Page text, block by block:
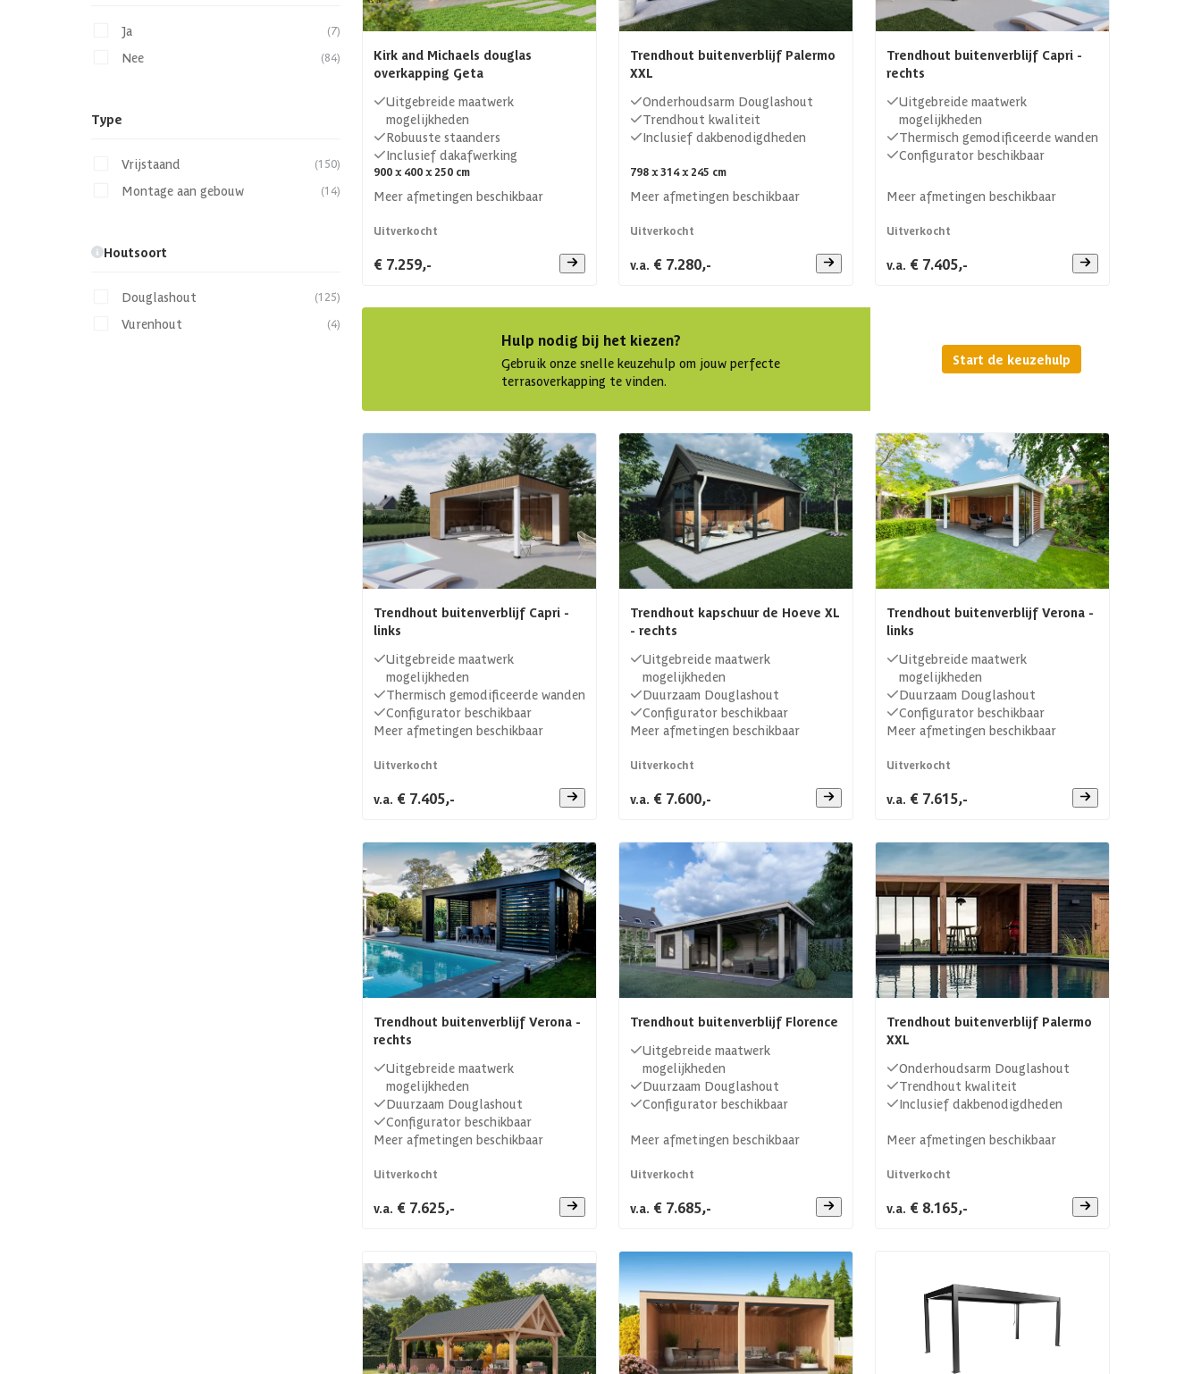
Ja (7)
Nee (84)
Type
Vrijstaand (150)
Montage aan gebouw (14)
Houtsoort
Douglashout (125)
Vurenhout (4)
Kirk and Michaels douglas
overkapping Geta
Uitgebreide maatwerk
mogelijkheden
Robuuste staanders
Inclusief dakafwerking
900 x 400 x 250 cm
Meer afmetingen beschikbaar
Uitverkocht
€ 7.259,-
Trendhout buitenverblijf Palermo
XXL
Onderhoudsarm Douglashout
Trendhout kwaliteit
Inclusief dakbenodigdheden
798 x 314 x 245 cm
Meer afmetingen beschikbaar
Uitverkocht
v.a. € 7.280,-
Trendhout buitenverblijf Capri -
rechts
Uitgebreide maatwerk
mogelijkheden
Thermisch gemodificeerde wanden
Configurator beschikbaar
Meer afmetingen beschikbaar
Uitverkocht
v.a. € 7.405,-
Hulp nodig bij het kiezen?
Gebruik onze snelle keuzehulp om jouw perfecte
terrasoverkapping te vinden.
Start de keuzehulp
Trendhout buitenverblijf Capri -
links
Uitgebreide maatwerk
mogelijkheden
Thermisch gemodificeerde wanden
Configurator beschikbaar
Meer afmetingen beschikbaar
Uitverkocht
v.a. € 7.405,-
Trendhout kapschuur de Hoeve XL
- rechts
Uitgebreide maatwerk
mogelijkheden
Duurzaam Douglashout
Configurator beschikbaar
Meer afmetingen beschikbaar
Uitverkocht
v.a. € 7.600,-
Trendhout buitenverblijf Verona -
links
Uitgebreide maatwerk
mogelijkheden
Duurzaam Douglashout
Configurator beschikbaar
Meer afmetingen beschikbaar
Uitverkocht
v.a. € 7.615,-
Trendhout buitenverblijf Verona -
rechts
Uitgebreide maatwerk
mogelijkheden
Duurzaam Douglashout
Configurator beschikbaar
Meer afmetingen beschikbaar
Uitverkocht
v.a. € 7.625,-
Trendhout buitenverblijf Florence
Uitgebreide maatwerk
mogelijkheden
Duurzaam Douglashout
Configurator beschikbaar
Meer afmetingen beschikbaar
Uitverkocht
v.a. € 7.685,-
Trendhout buitenverblijf Palermo
XXL
Onderhoudsarm Douglashout
Trendhout kwaliteit
Inclusief dakbenodigdheden
Meer afmetingen beschikbaar
Uitverkocht
v.a. € 8.165,-